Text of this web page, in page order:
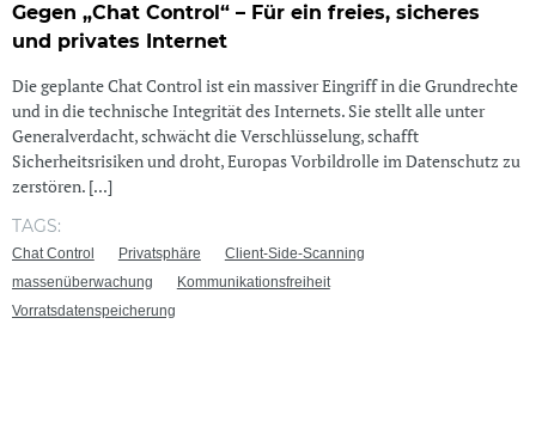
Gegen „Chat Control“ – Für ein freies, sicheres
und privates Internet
Die geplante Chat Control ist ein massiver Eingriff in die Grundrechte
und in die technische Integrität des Internets. Sie stellt alle unter
Generalverdacht, schwächt die Verschlüsselung, schafft
Sicherheitsrisiken und droht, Europas Vorbildrolle im Datenschutz zu
zerstören. [...]
TAGS:
Chat Control Privatsphäre
Client-Side-Scanning
massenüberwachung
Kommunikationsfreiheit
Vorratsdatenspeicherung